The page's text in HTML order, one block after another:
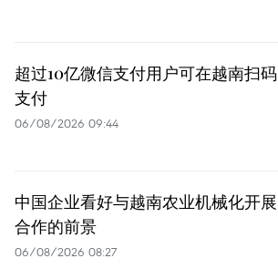
超过10亿微信支付用户可在越南扫码
支付
06/08/2026 09:44
中国企业看好与越南农业机械化开展
合作的前景
06/08/2026 08:27